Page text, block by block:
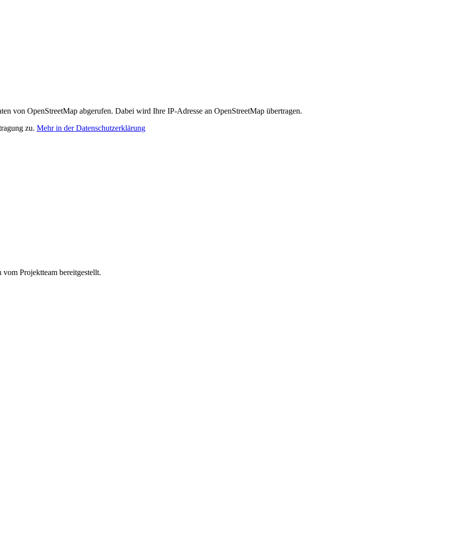
von OpenStreetMap abgerufen. Dabei wird Ihre IP-Adresse an OpenStreetMap übertragen.
zu. Mehr in der Datenschutzerklärung
Projektteam bereitgestellt.